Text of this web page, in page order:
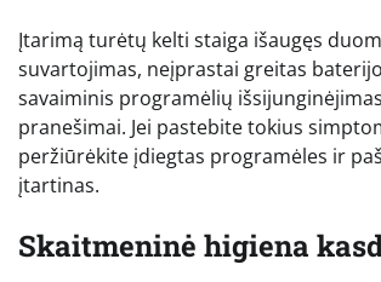
Įtarimą turėtų kelti staiga išaugęs
suvartojimas, neįprastai greitas
savaiminis programėlių
pranešimai. Jei pastebite tokius
peržiūrėkite įdiegtas programėles ir
įtartinas.
Skaitmeninė higiena